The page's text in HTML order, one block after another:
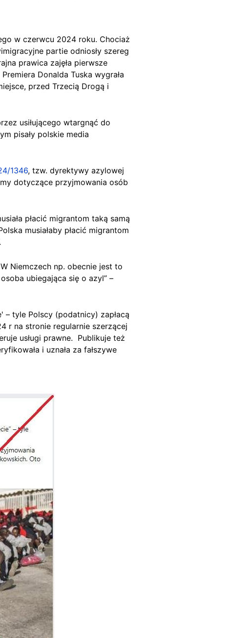
w czerwcu 2024 roku. Chociaż
partie odniosły szereg
prawica zajęła pierwsze
Donalda Tuska wygrała
przed Trzecią Drogą i
usiłującego wtargnąć do
pisały polskie media
1346, tzw. dyrektywy azylowej
dotyczące przyjmowania osób
płacić migrantom taką samą
musiałaby płacić migrantom
Niemczech np. obecnie jest to
ubiegająca się o azyl” –
tyle Polscy (podatnicy) zapłacą
r na stronie regularnie szerzącej
usługi prawne. Publikuje też
i uznała za fałszywe